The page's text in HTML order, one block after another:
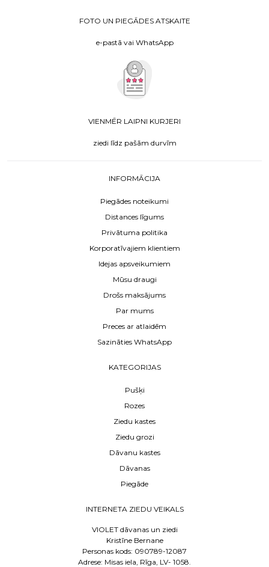
FOTO UN PIEGĀDES ATSKAITE
e-pastā vai WhatsApp
VIENMĒR LAIPNI KURJERI
ziedi līdz pašām durvīm
INFORMĀCIJA
Piegādes noteikumi
Distances līgums
Privātuma politika
Korporatīvajiem klientiem
Idejas apsveikumiem
Mūsu draugi
Drošs maksājums
Par mums
Preces ar atlaidēm
Sazināties WhatsApp
KATEGORIJAS
Pušķi
Rozes
Ziedu kastes
Ziedu grozi
Dāvanu kastes
Dāvanas
Piegāde
INTERNETA ZIEDU VEIKALS
VIOLET dāvanas un ziedi
Kristīne Bernane
Personas kods: 090789-12087
Adrese: Misas iela, Rīga, LV- 1058.